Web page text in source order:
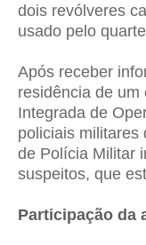
dois revólveres
usado pelo
Após receber
residência de um
Integrada de
policiais militares
de Polícia Militar
suspeitos, que
Participação da